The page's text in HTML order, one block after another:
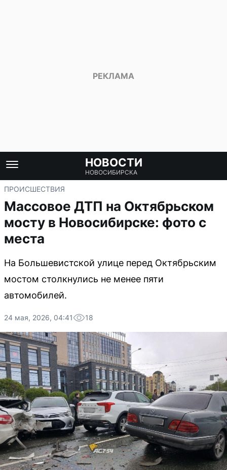
НОВОСТИ
НОВОСИБИРСКА
ПРОИСШЕСТВИЯ
Массовое ДТП на Октябрьском
мосту в Новосибирске: фото с
места
На Большевистской улице перед Октябрьским
мостом столкнулись не менее пяти
автомобилей.
24 мая, 2026, 04:41 18